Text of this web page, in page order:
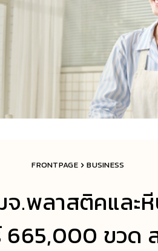
FRONTPAGE BUSINESS
จ.พลาสติคและ
665,000 ขว